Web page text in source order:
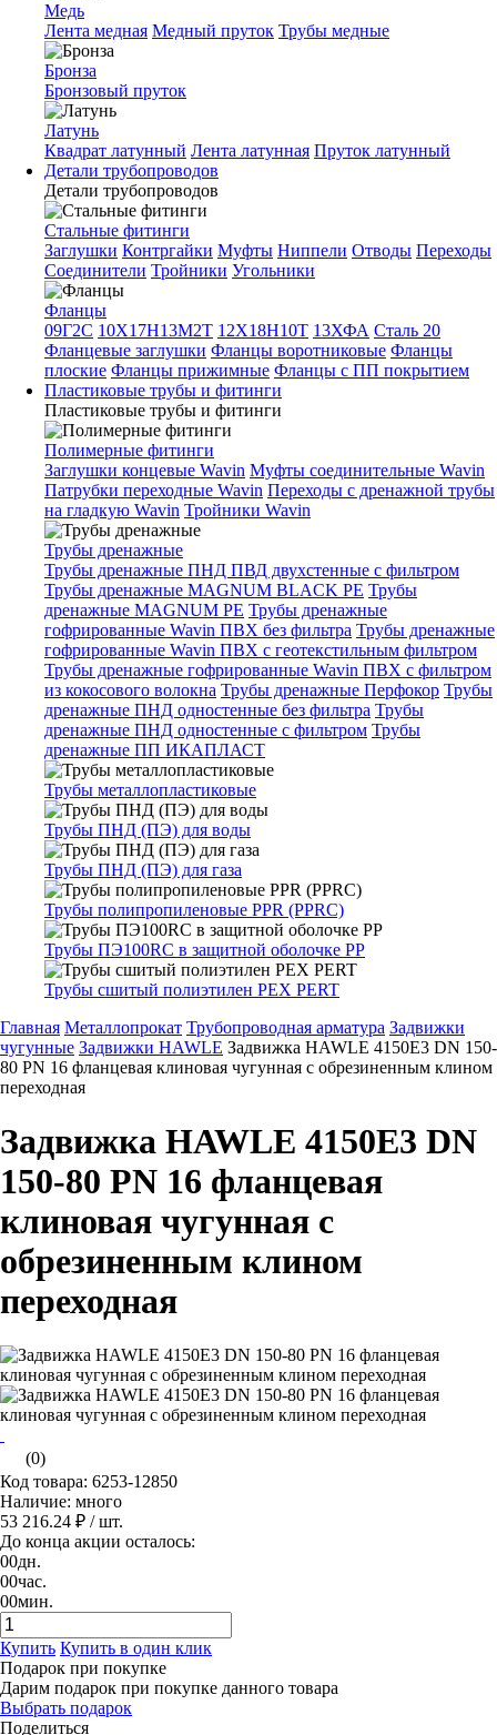
Медь
Лента медная Медный пруток Трубы медные
Бронза
Бронзовый пруток
Латунь
Квадрат латунный Лента латунная Пруток латунный
Детали трубопроводов
Детали трубопроводов
Стальные фитинги
Заглушки Контргайки Муфты Ниппели Отводы Переходы
Соединители Тройники Угольники
Фланцы
09Г2С 10Х17Н13М2Т 12Х18Н10Т 13ХФА Сталь 20
Фланцевые заглушки Фланцы воротниковые Фланцы
плоские Фланцы прижимные Фланцы с ПП покрытием
Пластиковые трубы и фитинги
Пластиковые трубы и фитинги
Полимерные фитинги
Заглушки концевые Wavin Муфты соединительные Wavin
Патрубки переходные Wavin Переходы с дренажной трубы
на гладкую Wavin Тройники Wavin
Трубы дренажные
Трубы дренажные ПНД ПВД двухстенные с фильтром
Трубы дренажные MAGNUM BLACK PE Трубы
дренажные MAGNUM PE Трубы дренажные
гофрированные Wavin ПВХ без фильтра Трубы дренажные
гофрированные Wavin ПВХ с геотекстильным фильтром
Трубы дренажные гофрированные Wavin ПВХ с фильтром
из кокосового волокна Трубы дренажные Перфокор Трубы
дренажные ПНД одностенные без фильтра Трубы
дренажные ПНД одностенные с фильтром Трубы
дренажные ПП ИКАПЛАСТ
Трубы металлопластиковые
Трубы ПНД (ПЭ) для воды
Трубы ПНД (ПЭ) для газа
Трубы полипропиленовые PPR (PPRC)
Трубы ПЭ100RC в защитной оболочке PP
Трубы сшитый полиэтилен PEX PERT
Главная Металлопрокат Трубопроводная арматура Задвижки
чугунные Задвижки HAWLE Задвижка HAWLE 4150E3 DN 150-
80 PN 16 фланцевая клиновая чугунная с обрезиненным клином
переходная
Задвижка HAWLE 4150E3 DN
150-80 PN 16 фланцевая
клиновая чугунная с
обрезиненным клином
переходная
(0)
Код товара: 6253-12850
Наличие: много
53 216.24 ₽ / шт.
До конца акции осталось:
00дн.
00час.
00мин.
Купить Купить в один клик
Подарок при покупке
Дарим подарок при покупке данного товара
Выбрать подарок
Поделиться